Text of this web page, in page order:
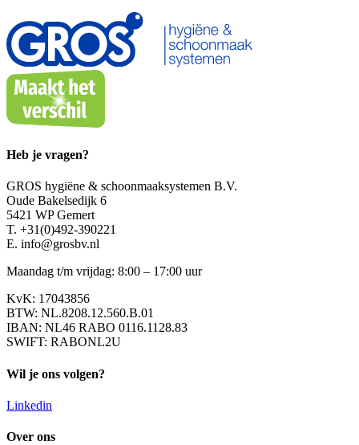
Heb je vragen?
GROS hygiëne & schoonmaaksystemen B.V.
Oude Bakelsedijk 6
5421 WP Gemert
T. +31(0)492-390221
E. info@grosbv.nl
Maandag t/m vrijdag: 8:00 – 17:00 uur
KvK: 17043856
BTW: NL.8208.12.560.B.01
IBAN: NL46 RABO 0116.1128.83
SWIFT: RABONL2U
Wil je ons volgen?
Linkedin
Over ons